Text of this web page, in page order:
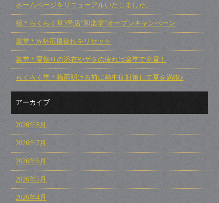
ホームページをリニューアルいたしました。
祝＊らくらく堂3号店“和楽堂”オープンキャンペーン
楽堂＊W杯応援疲れをリセット
楽堂＊夏祭りの浴衣やゲタの疲れは楽堂で充電！
らくらく堂＊梅雨明ける前に熱中症対策して夏を満喫♪
アーカイブ
2026年8月
2026年7月
2026年6月
2026年5月
2026年4月